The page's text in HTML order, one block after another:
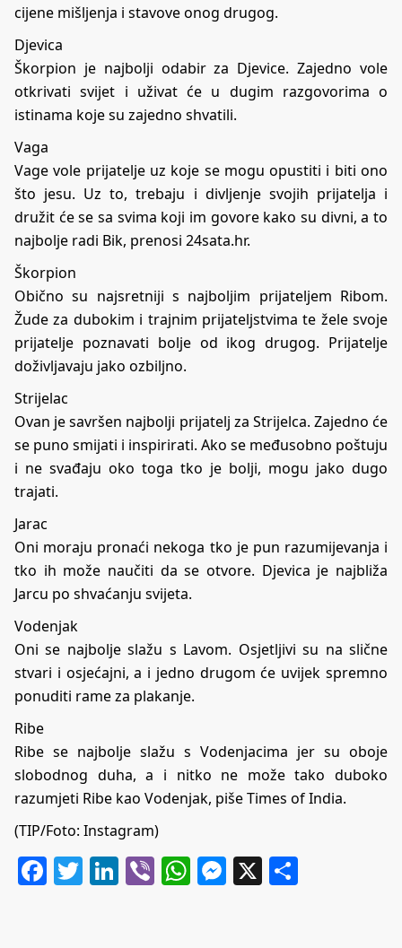
cijene mišljenja i stavove onog drugog.
Djevica
Škorpion je najbolji odabir za Djevice. Zajedno vole
otkrivati svijet i uživat će u dugim razgovorima o
istinama koje su zajedno shvatili.
Vaga
Vage vole prijatelje uz koje se mogu opustiti i biti ono
što jesu. Uz to, trebaju i divljenje svojih prijatelja i
družit će se sa svima koji im govore kako su divni, a to
najbolje radi Bik, prenosi 24sata.hr.
Škorpion
Obično su najsretniji s najboljim prijateljem Ribom.
Žude za dubokim i trajnim prijateljstvima te žele svoje
prijatelje poznavati bolje od ikog drugog. Prijatelje
doživljavaju jako ozbiljno.
Strijelac
Ovan je savršen najbolji prijatelj za Strijelca. Zajedno će
se puno smijati i inspirirati. Ako se međusobno poštuju
i ne svađaju oko toga tko je bolji, mogu jako dugo
trajati.
Jarac
Oni moraju pronaći nekoga tko je pun razumijevanja i
tko ih može naučiti da se otvore. Djevica je najbliža
Jarcu po shvaćanju svijeta.
Vodenjak
Oni se najbolje slažu s Lavom. Osjetljivi su na slične
stvari i osjećajni, a i jedno drugom će uvijek spremno
ponuditi rame za plakanje.
Ribe
Ribe se najbolje slažu s Vodenjacima jer su oboje
slobodnog duha, a i nitko ne može tako duboko
razumjeti Ribe kao Vodenjak, pišeTimes of India.
(TIP/Foto: Instagram)
Facebook
Twitter
LinkedIn
ViberWhatsApp
Messenger
X